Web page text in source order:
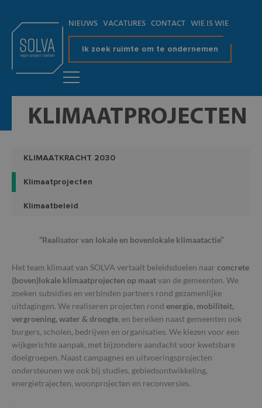
NIEUWS VACATURES CONTACT WIE IS WIE
Ik zoek ruimte om te ondernemen
KLIMAATPROJECTEN
KLIMAATKRACHT 2030
Klimaatprojecten
Klimaatbeleid
“Realisator van lokale en bovenlokale klimaatactie”
Het team klimaat van SOLVA vertaalt beleidsdoelen naar concrete
(boven)lokale klimaatprojecten op maatvan de gemeenten. We
zoeken subsidies en verbinden partners rond gezamenlijke
uitdagingen. We realiseren projecten rond energie, mobiliteit,
vergroening, water & droogte, en bereiken naast gemeenten ook
burgers, scholen, bedrijven en organisaties. We kiezen voor een
wijkgerichte aanpak, met bijzondere aandacht voor kwetsbare
doelgroepen. Naast campagnes en uitvoeringsprojecten
ondersteunen we ook bij studies, gebiedsontwikkeling,
energietrajecten, woonprojecten en reconversies.